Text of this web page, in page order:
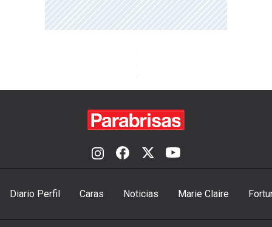
Diario Perfil Caras Noticias Marie Claire